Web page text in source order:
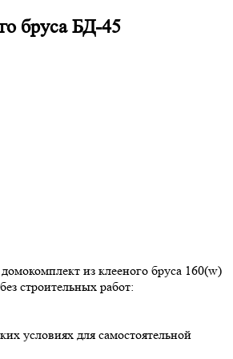
бруса БД-45
из клееного бруса 160(w)
строительных работ:
условиях для самостоятельной